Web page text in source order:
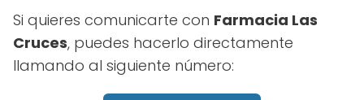
Si quieres comunicarte con Farmacia Las
Cruces, puedes hacerlo directamente
llamando al siguiente número: